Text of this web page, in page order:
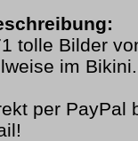
tolle Bilder
im Bikini.
per PayPal